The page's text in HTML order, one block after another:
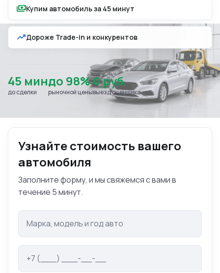
paymentsКупим автомобиль за 45 минут
trending_upДороже Trade-in и конкурентов
45 мин
до сделки
до 98%
рыночной цены
0 руб.
выезд оценщика
Узнайте стоимость вашего
автомобиля
Заполните форму, и мы свяжемся с вами в
течение 5 минут.
Марка и модель авто
Телефон